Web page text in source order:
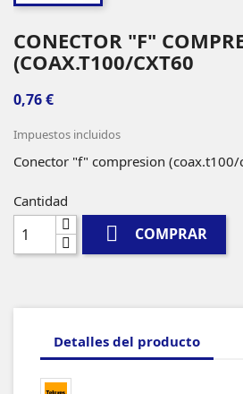
CONECTOR "F"
(COAX.T100/CXT60
0,76 €
Impuestos incluidos
Conector "f" compresion (coax.t100/
Cantidad
 COMPRAR
Detalles del producto